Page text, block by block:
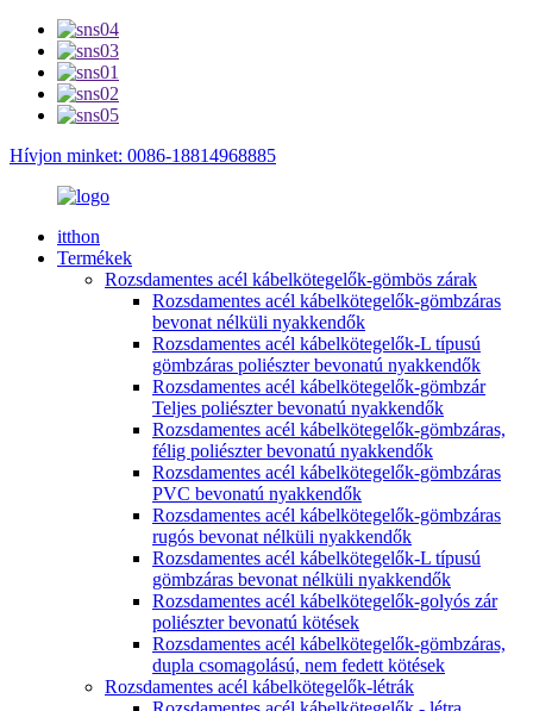
Hívjon minket: 0086-18814968885
itthon
Termékek
Rozsdamentes acél kábelkötegelők-gömbös zárak
Rozsdamentes acél kábelkötegelők-gömbzáras
bevonat nélküli nyakkendők
Rozsdamentes acél kábelkötegelők-L típusú
gömbzáras poliészter bevonatú nyakkendők
Rozsdamentes acél kábelkötegelők-gömbzár
Teljes poliészter bevonatú nyakkendők
Rozsdamentes acél kábelkötegelők-gömbzáras,
félig poliészter bevonatú nyakkendők
Rozsdamentes acél kábelkötegelők-gömbzáras
PVC bevonatú nyakkendők
Rozsdamentes acél kábelkötegelők-gömbzáras
rugós bevonat nélküli nyakkendők
Rozsdamentes acél kábelkötegelők-L típusú
gömbzáras bevonat nélküli nyakkendők
Rozsdamentes acél kábelkötegelők-golyós zár
poliészter bevonatú kötések
Rozsdamentes acél kábelkötegelők-gömbzáras,
dupla csomagolású, nem fedett kötések
Rozsdamentes acél kábelkötegelők-létrák